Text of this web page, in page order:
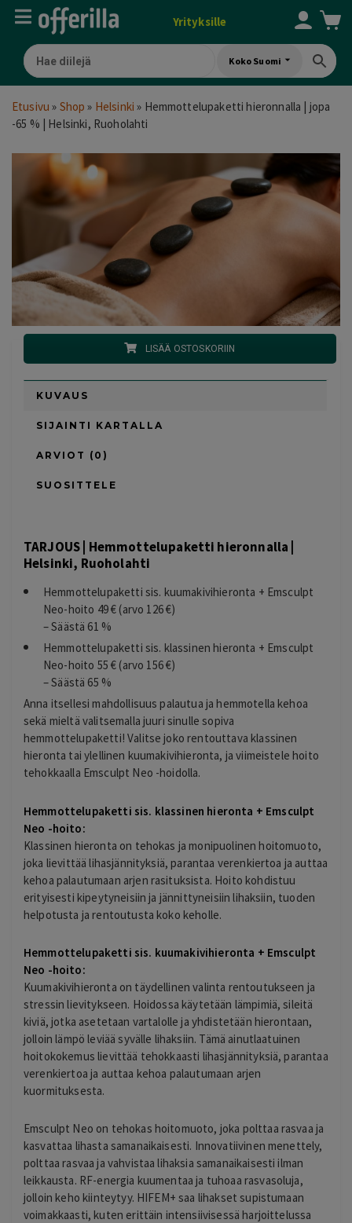
Yrityksille
Koko Suomi
Etusivu » Shop » Helsinki » Hemmottelupaketti hieronnalla | jopa
-65 % | Helsinki, Ruoholahti
LISÄÄ OSTOSKORIIN
KUVAUS
SIJAINTI KARTALLA
ARVIOT (0)
SUOSITTELE
TARJOUS | Hemmottelupaketti hieronnalla |
Helsinki, Ruoholahti
Hemmottelupaketti sis. kuumakivihieronta + Emsculpt
Neo-hoito 49 € (arvo 126 €)
– Säästä 61 %
Hemmottelupaketti sis. klassinen hieronta + Emsculpt
Neo-hoito 55 € (arvo 156 €)
– Säästä 65 %
Anna itsellesi mahdollisuus palautua ja hemmotella kehoa
sekä mieltä valitsemalla juuri sinulle sopiva
hemmottelupaketti! Valitse joko rentouttava klassinen
hieronta tai ylellinen kuumakivihieronta, ja viimeistele hoito
tehokkaalla Emsculpt Neo -hoidolla.
Hemmottelupaketti sis. klassinen hieronta + Emsculpt
Neo -hoito:
Klassinen hieronta on tehokas ja monipuolinen hoitomuoto,
joka lievittää lihasjännityksiä, parantaa verenkiertoa ja auttaa
kehoa palautumaan arjen rasituksista. Hoito kohdistuu
erityisesti kipeytyneisiin ja jännittyneisiin lihaksiin, tuoden
helpotusta ja rentoutusta koko keholle.
Hemmottelupaketti sis. kuumakivihieronta + Emsculpt
Neo -hoito:
Kuumakivihieronta on täydellinen valinta rentoutukseen ja
stressin lievitykseen. Hoidossa käytetään lämpimiä, sileitä
kiviä, jotka asetetaan vartalolle ja yhdistetään hierontaan,
jolloin lämpö leviää syvälle lihaksiin. Tämä ainutlaatuinen
hoitokokemus lievittää tehokkaasti lihasjännityksiä, parantaa
verenkiertoa ja auttaa kehoa palautumaan arjen
kuormituksesta.
Emsculpt Neo on tehokas hoitomuoto, joka polttaa rasvaa ja
kasvattaa lihasta samanaikaisesti. Innovatiivinen menettely,
polttaa rasvaa ja vahvistaa lihaksia samanaikaisesti ilman
leikkausta. RF-energia kuumentaa ja tuhoaa rasvasoluja,
jolloin keho kiinteytyy. HIFEM+ saa lihakset supistumaan
voimakkaasti, kuten erittäin intensiivisessä harjoittelussa